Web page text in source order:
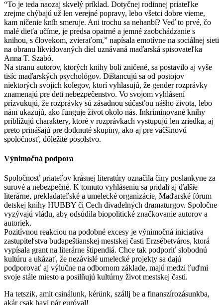
“To je teda naozaj skvelý príklad. Dotyčnej rodinnej priateľke
zrejme chýbajú už len verejné popravy, lebo všetci dobre vieme,
kam ničenie kníh smeruje. Ani trochu sa nehanbí? Veď to prvé, čo
malé dieťa učíme, je predsa opatrné a jemné zaobchádzanie s
knihou, s človekom, zvieraťom,” napísala emotívne na sociálnej sieti
na obranu likvidovaných diel uznávaná maďarská spisovateľka
Anna T. Szabó.
Na stranu autorov, ktorých knihy boli zničené, sa postavilo aj vyše
tisíc maďarských psychológov. Dištancujú sa od postojov
niektorých svojich kolegov, ktorí vyhlasujú, že gender rozprávky
znamenajú pre deti nebezpečenstvo. Vo svojom vyhlásení
prízvukujú, že rozprávky sú zásadnou súčasťou nášho života, lebo
nám ukazujú, ako funguje život okolo nás. Inkriminované knihy
približujú charaktery, ktoré v rozprávkach vystupujú len zriedka, aj
preto prinášajú pre dotknuté skupiny, ako aj pre väčšinovú
spoločnosť, dôležité posolstvo.
Výnimočná podpora
Spoločnosť priateľov krásnej literatúry označila činy poslankyne za
surové a nebezpečné. K tomuto vyhláseniu sa pridali aj ďalšie
literárne, prekladateľské a umelecké organizácie, Maďarské fórum
detskej knihy HUBBY či Cech divadelných dramaturgov. Spoločne
vyzývajú vládu, aby odsúdila biopolitické značkovanie autorov a
autoriek.
Pozitívnou reakciou na podobné excesy je výnimočná iniciatíva
zastupiteľstva budapeštianskej mestskej časti Erzsébetváros, ktorá
vypísala grant na literárne štipendiá. Chce tak podporiť slobodnú
kultúru a ukázať, že nezávislé umelecké projekty sa dajú
podporovať aj výlučne na odbornom základe, majú medzi ľuďmi
svoje stále miesto a posilňujú kultúrny život mestskej časti.
Ha tetszik, amit csinálunk, kérünk, szállj be a finanszírozásunkba,
akár csak havi pár euróval!